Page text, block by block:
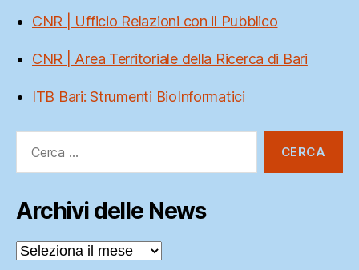
CNR | Ufficio Relazioni con il Pubblico
CNR | Area Territoriale della Ricerca di Bari
ITB Bari: Strumenti BioInformatici
Archivi delle News
Archivi
delle